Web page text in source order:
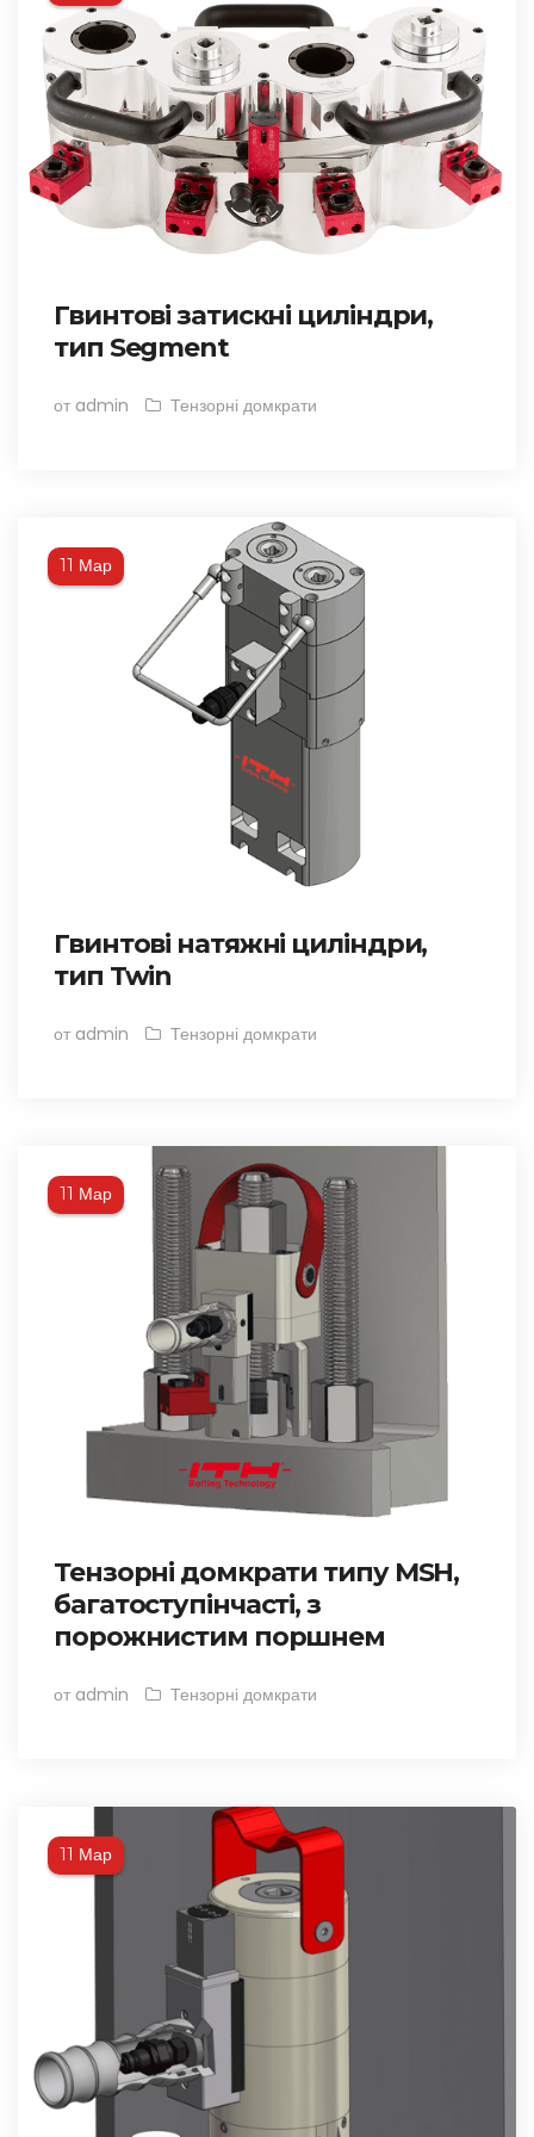
Гвинтові затискні циліндри,
тип Segment
от admin Тензорні домкрати
11 Мар
Гвинтові натяжні циліндри,
тип Twin
от admin Тензорні домкрати
11 Мар
Тензорні домкрати типу MSH,
багатоступінчасті, з
порожнистим поршнем
от admin Тензорні домкрати
11 Мар